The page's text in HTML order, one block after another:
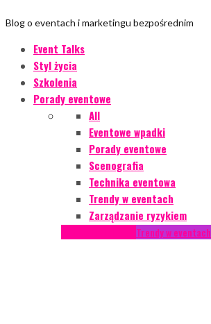
Blog o eventach i marketingu bezpośrednim
Event Talks
Styl życia
Szkolenia
Porady eventowe
All
Eventowe wpadki
Porady eventowe
Scenografia
Technika eventowa
Trendy w eventach
Zarządzanie ryzykiem
Trendy w eventach